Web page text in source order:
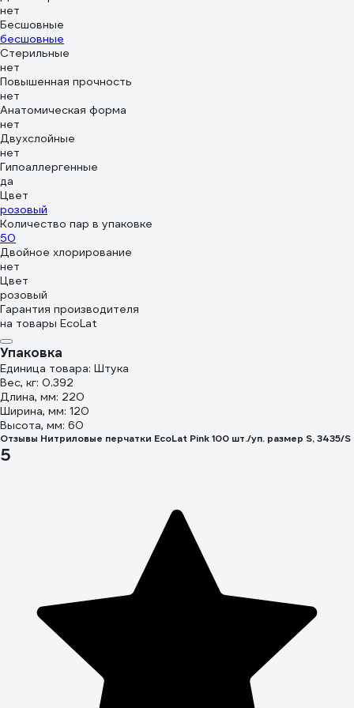
нет
Бесшовные
бесшовные
Стерильные
нет
Повышенная прочность
нет
Анатомическая форма
нет
Двухслойные
нет
Гипоаллергенные
да
Цвет
розовый
Количество пар в упаковке
50
Двойное хлорирование
нет
Цвет
розовый
Гарантия производителя
на товары EcoLat
Упаковка
Единица товара: Штука
Вес, кг: 0.392
Длина, мм: 220
Ширина, мм: 120
Высота, мм: 60
Отзывы Нитриловые перчатки EcoLat Pink 100 шт./уп. размер S, 3435/S
5